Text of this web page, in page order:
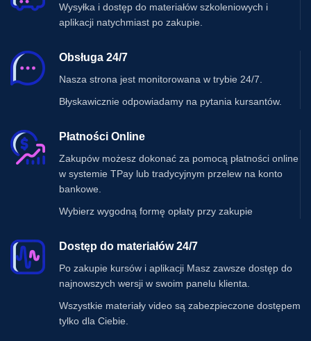
Wysyłka i dostęp do materiałów szkoleniowych i
aplikacji natychmiast po zakupie.
Obsługa 24/7
Nasza strona jest monitorowana w trybie 24/7.
Błyskawicznie odpowiadamy na pytania kursantów.
Płatności Online
Zakupów możesz dokonać za pomocą płatności online
w systemie TPay lub tradycyjnym przelew na konto
bankowe.
Wybierz wygodną formę opłaty przy zakupie
Dostęp do materiałów 24/7
Po zakupie kursów i aplikacji Masz zawsze dostęp do
najnowszych wersji w swoim panelu klienta.
Wszystkie materiały video są zabezpieczone dostępem
tylko dla Ciebie.